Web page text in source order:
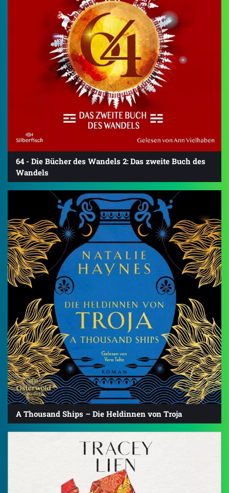
64 - Die Bücher des Wandels 2: Das zweite Buch des
Wandels
A Thousand Ships – Die Heldinnen von Troja